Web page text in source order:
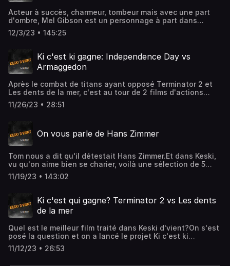
Acteur à succès, charmeur, tombeur mais avec une part
d'ombre, Mel Gibson est un personnage à part dans
l'industrie Hollywoodienne.Aujourd'hui on revient sur les
films qui ont construits sa légende.De Mad Max à L'arme
préparé une émission où nous reviendront aussi sur
l'homme contreversé.On vous parlera aussi des slips
Postapo, du terrain en écosse de Tom et du nouveau
des podcasts.Retrouvez Flo dans Qulturimse dans un
épisode consacré au film Sentinelle:
https://qulturimse.lepodcast.fr/episode-141-sentinelleTom
dans son podcast Baby Graveurs dans un épisode
https://www.babygraveurs.eu/episode-37-le-3-est-
mieux-que-le-2-rambo/Nico dans son podcast Dis séries
consacré à Seinfield:https://www.youtube-
nocookie.com/embed/S5dpipwIAYo?feature=oembed
12/3/23 • 145:25
Ki c'est ki gagne: Independence Day vs
Armaggedon
Après le combat de titans ayant opposé Terminator 2 et
Les dents de la mer, c'est au tour de 2 films d'actions
phares des années 90 de s'affronter: Independence Day
contre Armaggedon.Les auditeurs les ont choisis sur
Bay et Roland Emmerich.Ki c'est ki va gagner? Les
extraterrestres ou l’astéroïde? Ki va rejoindre Terminator 2
au tour suivant?
11/26/23 • 28:51
On vous parle de Hans Zimmer
Tom nous a dit qu'il détestait Hans Zimmer.Et dans Keski,
vu qu'on aime bien se charier, voilà une sélection de 5
films où le bon Hans il a fait la musique.Interstellar, jour
de tonnerre, Pirates des Caraïbes et bien d'autres seront
11/19/23 • 143:02
Ki c'est qui gagne? Terminator 2 vs Les dents
de la mer
Quel est le meilleur film traité dans Keski d'vient?On s'est
posé la question et on a lancé le projet Ki c'est ki
gagne.Vous élisez sur Twitter le meilleur film de chaque
émission, nous on prend 2 gagnants, on en discute et on
11/12/23 • 26:53